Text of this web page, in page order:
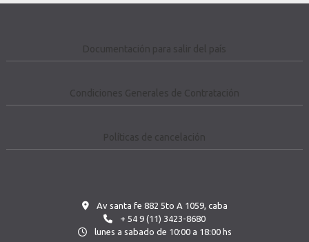
Documentación para salir del país
Condiciones Generales de Contratación
Políticas de cancelación
Av santa fe 882 5to A 1059, caba
+ 54 9 (11) 3423-8680
lunes a sabado de 10:00 a 18:00 hs